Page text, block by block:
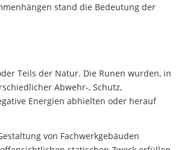
stand die Bedeutung der
Teils der Natur. Die Runen wurden, in
Abwehr-, Schutz,
Energien abhielten oder herauf
von Fachwerkgebäuden